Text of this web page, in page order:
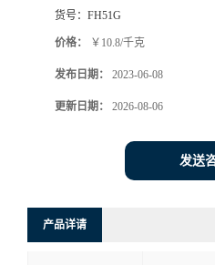
货号： FH51G
价格： ￥10.8/千克
发布日期： 2023-06-08
更新日期： 2026-08-06
发送
产品详请